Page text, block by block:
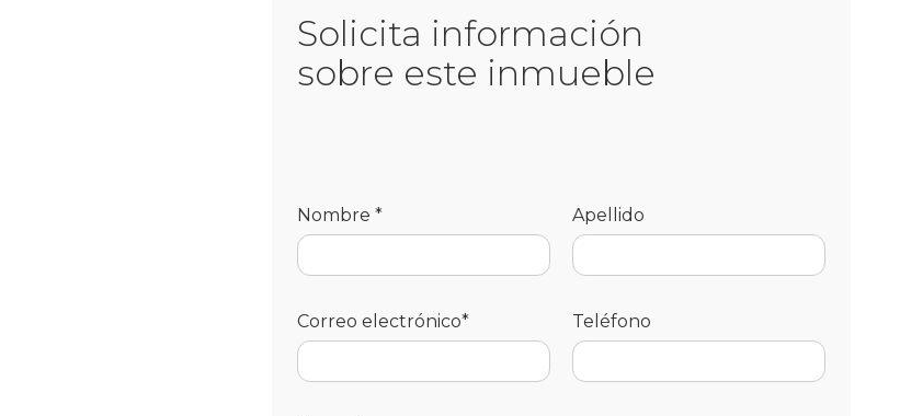
Solicita información
sobre este inmueble
Nombre * Apellido
Correo electrónico* Teléfono